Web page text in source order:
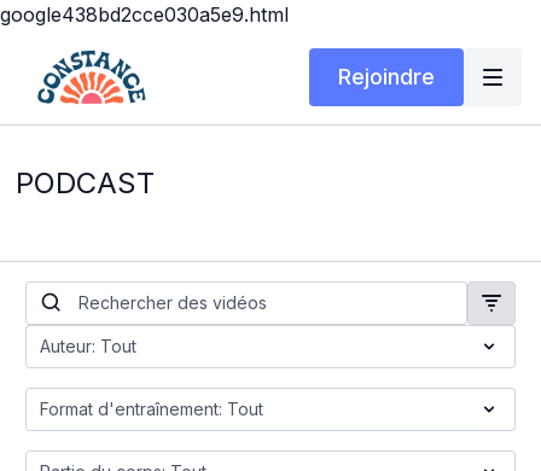
google438bd2cce030a5e9.html
Rejoindre
PODCAST